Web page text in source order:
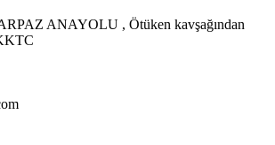
ANAYOLU , Ötüken kavşağından